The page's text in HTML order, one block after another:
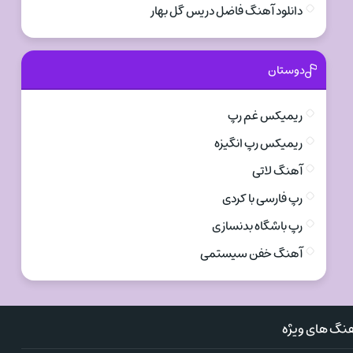
دانلود آهنگ فاضل دریس گل بهار
دوستان
ریمیکس غم رپ
ریمیکس رپ انگیزه
آهنگ لاتی
رپ فارسی با کردی
رپ باشگاه بدنسازی
آهنگ خفن سیستمی
های ویژه